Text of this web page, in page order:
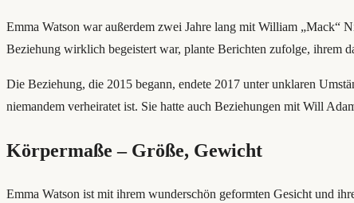
Emma Watson war außerdem zwei Jahre lang mit William „Mack“
Beziehung wirklich begeistert war, plante Berichten zufolge, ihrem
Die Beziehung, die 2015 begann, endete 2017 unter unklaren
niemandem verheiratet ist. Sie hatte auch Beziehungen mit Will
Körpermaße – Größe, Gewicht
Emma Watson ist mit ihrem wunderschön geformten Gesicht und